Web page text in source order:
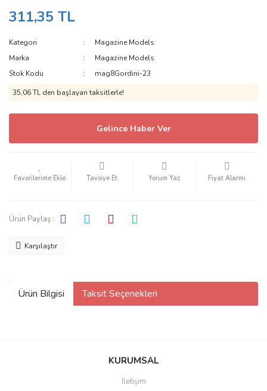
311,35 TL
Kategori
Magazine Models
Marka
Magazine Models
Stok Kodu
mag8Gordini-23
35,06 TL den başlayan taksitlerle!
Gelince Haber Ver
Tavsiye Et Yorum Yaz Fiyat Alarmı
Ürün Paylaş :
Karşılaştır
Ürün Bilgisi Taksit Seçenekleri
KURUMSAL
İletişim